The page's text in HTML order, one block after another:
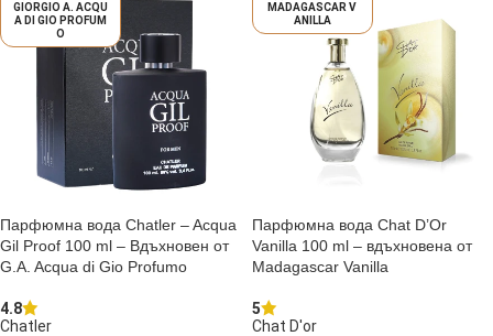
GIORGIO A. ACQU
A DI GIO PROFUM
O
Парфюмна вода Chatler – Acqua
Gil Proof 100 ml – Вдъхновен от
G.A. Acqua di Gio Profumo
4.8
Chatler
MADAGASCAR V
ANILLA
Парфюмна вода Chat D’Or
Vanilla 100 ml – вдъхновена от
Madagascar Vanilla
5
Chat D'or